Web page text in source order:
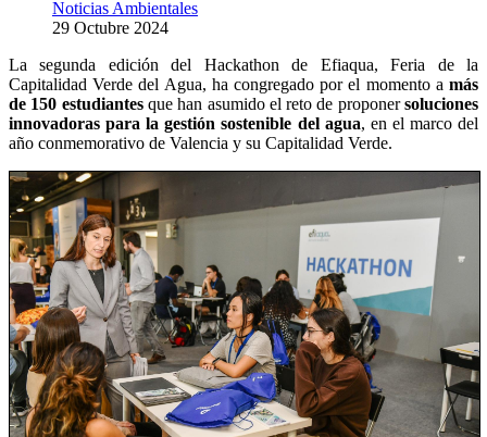
Noticias Ambientales
29 Octubre 2024
La segunda edición del Hackathon de Efiaqua, Feria de la
Capitalidad Verde del Agua, ha congregado por el momento a más
de 150 estudiantesque han asumido el reto de proponersoluciones
innovadoras para la gestión sostenible del agua, en el marco del
año conmemorativo de Valencia y su Capitalidad Verde.